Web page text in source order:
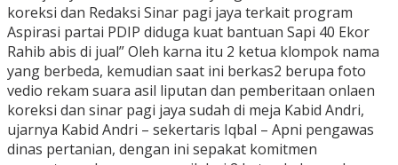
koreksi dan Redaksi Sinar pagi jaya terkait program
Aspirasi partai PDIP diduga kuat bantuan Sapi 40 Ekor
Rahib abis di jual” Oleh karna itu 2 ketua klompok nama
yang berbeda, kemudian saat ini berkas2 berupa foto
vedio rekam suara asil liputan dan pemberitaan onlaen
koreksi dan sinar pagi jaya sudah di meja Kabid Andri,
ujarnya Kabid Andri – sekertaris Iqbal – Apni pengawas
dinas pertanian, dengan ini sepakat komitmen